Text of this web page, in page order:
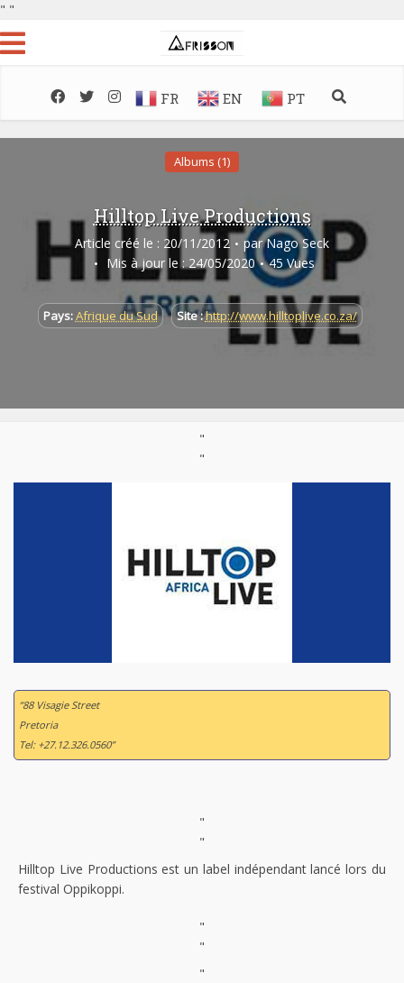
" "
FR EN PT
Albums (1)
Hilltop Live Productions
Article créé le : 20/11/2012 par Nago Seck
Mis à jour le : 24/05/2020
45 Vues
Pays:Afrique du Sud Site :http://www.hilltoplive.co.za/
"
"
“88 Visagie Street
Pretoria
Tel: +27.12.326.0560”
"
"
Hilltop Live Productions est un label indépendant lancé lors du
festival Oppikoppi.
"
"
"